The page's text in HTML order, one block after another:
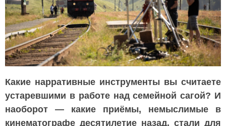
Какие нарративные инструменты вы считаете
устаревшими в работе над семейной сагой? И
наоборот — какие приёмы, немыслимые в
кинематографе десятилетие назад, стали для